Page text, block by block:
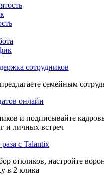
сотрудников
семейным
онлайн
и подписывайте
и личных встреч
с Talantix
откликов, настройте
в 2 клика